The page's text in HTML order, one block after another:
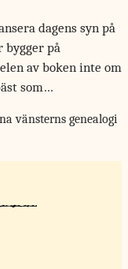
dagens syn på
bygger på
av boken inte om
som…
vänsterns genealogi